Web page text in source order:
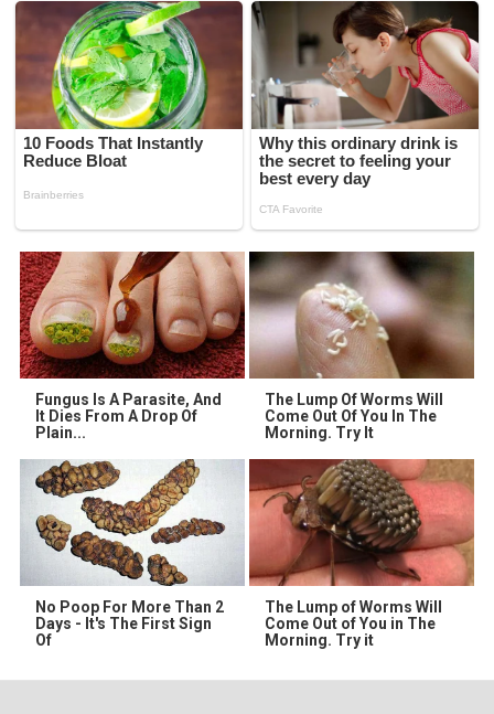
Fungus Is A Parasite, And
It Dies From A Drop Of
Plain...
The Lump Of Worms Will
Come Out Of You In The
Morning. Try It
No Poop For More Than 2
Days - It's The First Sign
Of
The Lump of Worms Will
Come Out of You in The
Morning. Try it